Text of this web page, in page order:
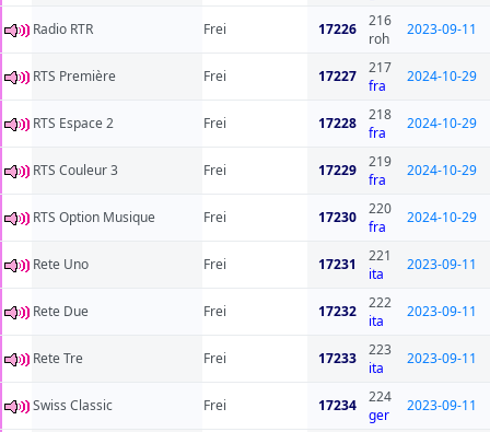
Radio RTR Frei 17226
216
roh
2023-09-11
RTS Première Frei 17227
217
fra
2024-10-29
RTS Espace 2 Frei 17228
218
fra
2024-10-29
RTS Couleur 3 Frei 17229
219
fra
2024-10-29
RTS Option Musique Frei 17230
220
fra
2024-10-29
Rete Uno Frei 17231
221
ita
2023-09-11
Rete Due Frei 17232
222
ita
2023-09-11
Rete Tre Frei 17233
223
ita
2023-09-11
Swiss Classic Frei 17234
224
ger
2023-09-11